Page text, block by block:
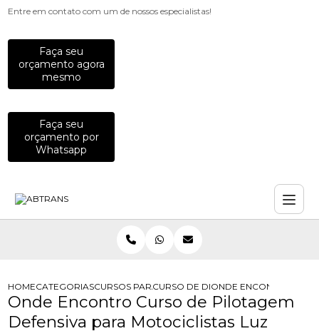
Entre em contato com um de nossos especialistas!
Faça seu
orçamento agora
mesmo
Faça seu
orçamento por
Whatsapp
HOMECATEGORIASCURSOS PARA MOTOCICLISTAS
CURSO DE DIRECAO PREVENTIVA
ONDE ENCONTRO
Onde Encontro Curso de Pilotagem
Defensiva para Motociclistas Luz